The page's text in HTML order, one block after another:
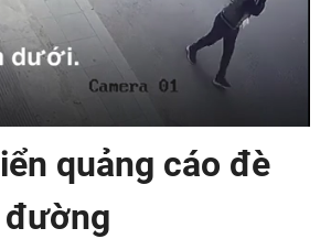
quảng cáo đè